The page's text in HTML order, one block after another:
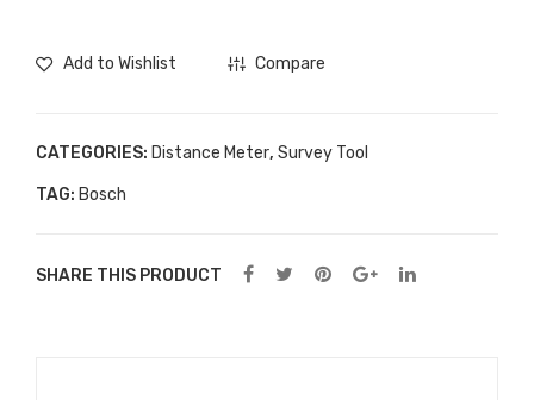
Add to Wishlist Compare
CATEGORIES: Distance Meter, Survey Tool
TAG: Bosch
SHARE THIS PRODUCT